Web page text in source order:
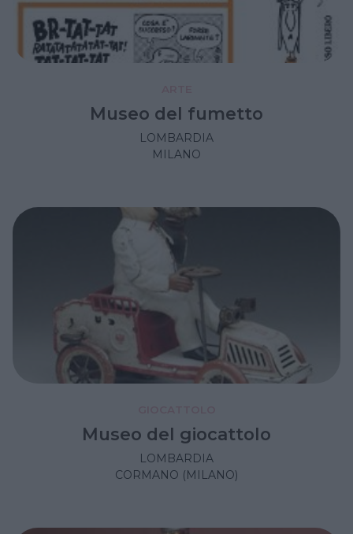
Museo del fumetto
LOMBARDIA
MILANO
Museo del giocattolo
LOMBARDIA
CORMANO (MILANO)